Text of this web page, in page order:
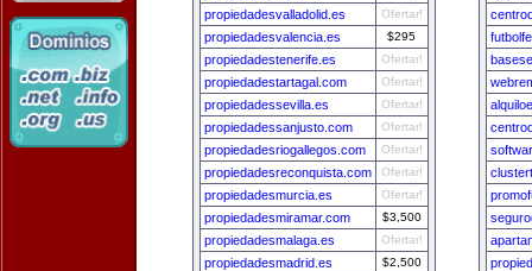
propiedadesvalladolid.es Ofertar!
propiedadesvalencia.es $295
propiedadestenerife.es Ofertar!
propiedadestartagal.com Ofertar!
propiedadessevilla.es Ofertar!
propiedadessanjusto.com Ofertar!
propiedadesriogallegos.com Ofertar!
propiedadesreconquista.com Ofertar!
propiedadesmurcia.es Ofertar!
propiedadesmiramar.com $3,500
propiedadesmalaga.es Ofertar!
propiedadesmadrid.es $2,500